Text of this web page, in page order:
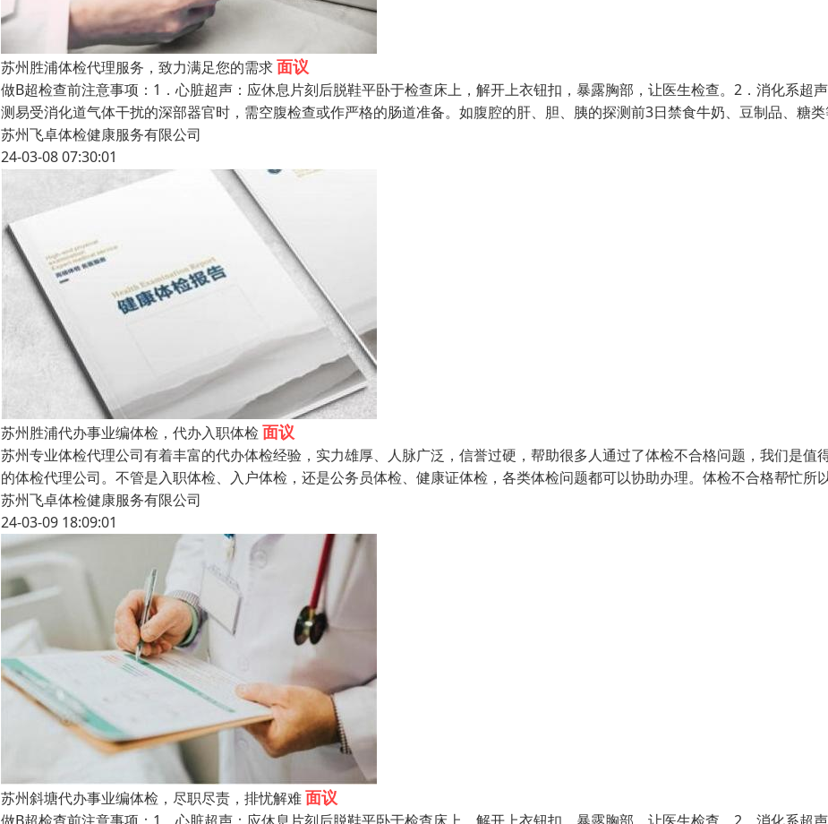
苏州胜浦体检代理服务，致力满足您的需求面议
做B超检查前注意事项：1．心脏超声：应休息片刻后脱鞋平卧于检查床上，解开上衣钮扣，暴露胸部，让医生检查。2．消化系超
测易受消化道气体干扰的深部器官时，需空腹检查或作严格的肠道准备。如腹腔的肝、胆、胰的探测前3日禁食牛奶、豆制品、糖
苏州飞卓体检健康服务有限公司
24-03-08 07:30:01
苏州胜浦代办事业编体检，代办入职体检 面议
苏州专业体检代理公司有着丰富的代办体检经验，实力雄厚、人脉广泛，信誉过硬，帮助很多人通过了体检不合格问题，我们是值
的体检代理公司。不管是入职体检、入户体检，还是公务员体检、健康证体检，各类体检问题都可以协助办理。体检不合格帮忙所
苏州飞卓体检健康服务有限公司
24-03-09 18:09:01
苏州斜塘代办事业编体检，尽职尽责，排忧解难面议